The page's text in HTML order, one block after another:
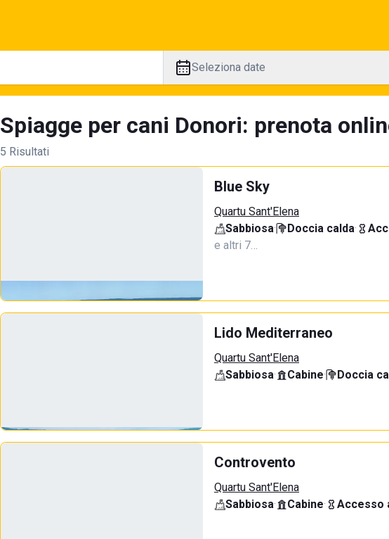
Seleziona date
Spiagge per cani Donori: prenota
5 Risultati
Blue Sky
Quartu Sant'Elena
Sabbiosa· Doccia calda·
e altri 7…
Lido Mediterraneo
Quartu Sant'Elena
Sabbiosa· Cabine· Doccia
Controvento
Quartu Sant'Elena
Sabbiosa· Cabine· Accesso